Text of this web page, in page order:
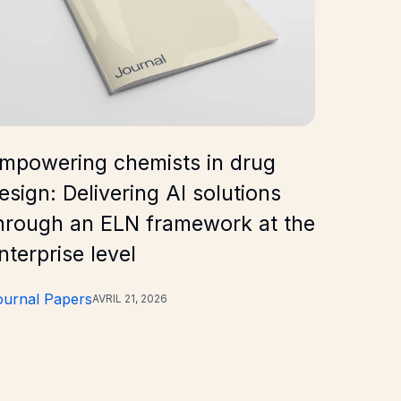
chemists in drug
Delivering AI solutions
an ELN framework at the
level
PapersAVRIL 21, 2026